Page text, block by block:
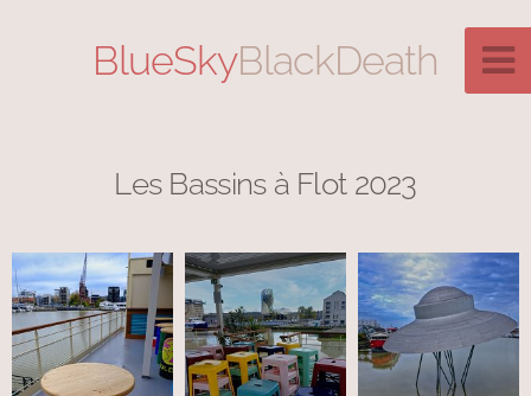
BlueSkyBlackDeath
Les Bassins à Flot 2023